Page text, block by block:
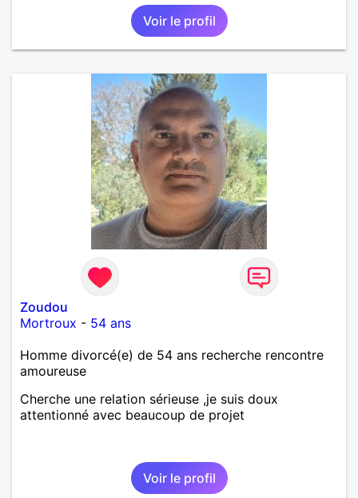
Voir le profil
Zoudou
Mortroux - 54 ans
Homme divorcé(e) de 54 ans recherche rencontre
amoureuse
Cherche une relation sérieuse ,je suis doux
attentionné avec beaucoup de projet
Voir le profil